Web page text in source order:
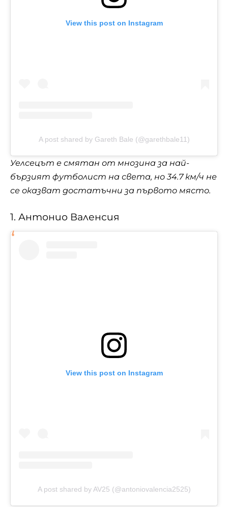
View this post on Instagram
A post shared by Gareth Bale (@garethbale11)
Уелсецът е смятан от мнозина за най-
бързият футболист на света, но 34.7 км/ч не
се оказват достатъчни за първото място.
1. Антонио Валенсия
View this post on Instagram
A post shared by AV25 (@antoniovalencia2525)